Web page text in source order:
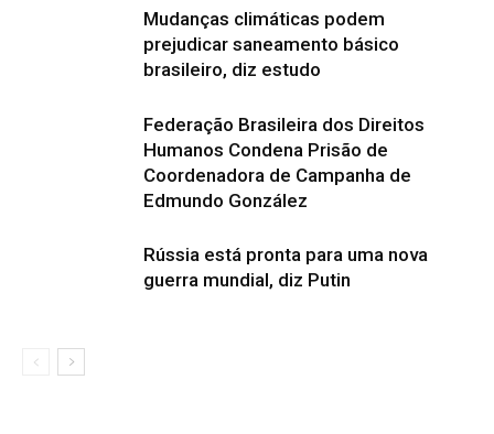
Mudanças climáticas podem
prejudicar saneamento básico
brasileiro, diz estudo
Federação Brasileira dos Direitos
Humanos Condena Prisão de
Coordenadora de Campanha de
Edmundo González
Rússia está pronta para uma nova
guerra mundial, diz Putin